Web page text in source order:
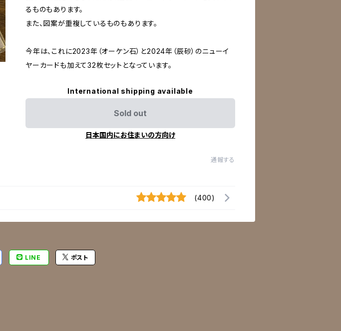
るものもあります。
また、図案が重複しているものもあります。
今年は、これに2023年（オーケン石）と2024年（辰砂）のニューイ
ヤーカードも加えて32枚セットとなっています。
International shipping available
Sold out
日本国内にお住まいの方向け
通報する
(400)
LINE ポスト